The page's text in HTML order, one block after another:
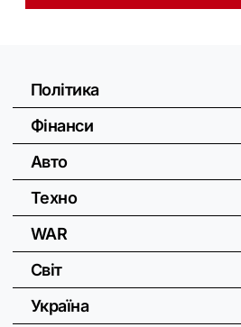
Політика
Фінанси
Авто
Техно
WAR
Світ
Україна